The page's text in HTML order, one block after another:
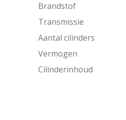
Brandstof
Transmissie
Aantal cilinders
Vermogen
Cilinderinhoud